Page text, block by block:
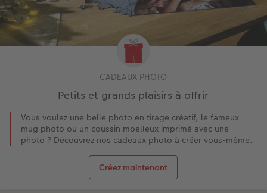
CADEAUX PHOTO
Petits et grands plaisirs à offrir
Vous voulez une belle photo en tirage créatif, le fameux
mug photo ou un coussin moelleux imprimé avec une
photo ? Découvrez nos cadeaux photo à créer vous-même.
Créez maintenant